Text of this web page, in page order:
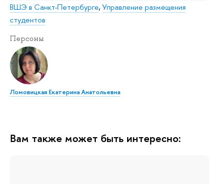
ВШЭ в Санкт-Петербурге,Управление размещения
студентов
Персоны
Ломовицкая Екатерина Анатольевна
Вам также может быть интересно: